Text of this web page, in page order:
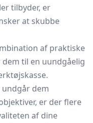
tilbyder, er
at skubbe
af praktiske
til en uundgåelig
dem
er der flere
af dine